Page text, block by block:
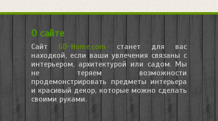
О сайте
Сайт GD-Home.com станет для вас
находкой, если ваши увлечения связаны с
интерьером, архитектурой или садом. Мы
не теряем возможности
продемонстрировать предметы интерьера
и красивый декор, которые можно сделать
своими руками.